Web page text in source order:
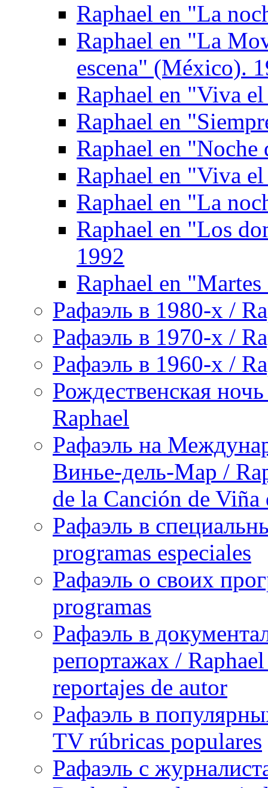
Raphael en "La
Raphael en "La
escena" (México).
Raphael en "Viva
Raphael en
Raphael en
Raphael en "Viva
Raphael en "La
Raphael en "Los
1992
Raphael en
Рафаэль в 1980-х /
Рафаэль в 1970-х /
Рафаэль в 1960-х /
Рождественская
Raphael
Рафаэль на
Винье-дель-Мар /
de la Canción de
Рафаэль в
programas especiales
Рафаэль о своих
programas
Рафаэль в
репортажах /
reportajes de autor
Рафаэль в
TV rúbricas populares
Рафаэль с